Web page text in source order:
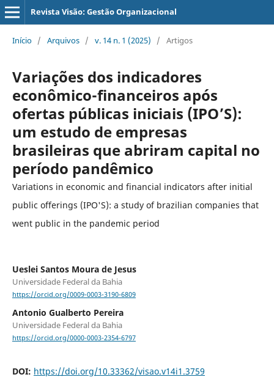
Revista Visão: Gestão Organizacional
Início / Arquivos / v. 14 n. 1 (2025) / Artigos
Variações dos indicadores
econômico-financeiros após
ofertas públicas iniciais (IPO’S):
um estudo de empresas
brasileiras que abriram capital no
período pandêmico
Variations in economic and financial indicators after initial
public offerings (IPO'S): a study of brazilian companies that
went public in the pandemic period
Ueslei Santos Moura de Jesus
Universidade Federal da Bahia
https://orcid.org/0009-0003-3190-6809
Antonio Gualberto Pereira
Universidade Federal da Bahia
https://orcid.org/0000-0003-2354-6797
DOI: https://doi.org/10.33362/visao.v14i1.3759